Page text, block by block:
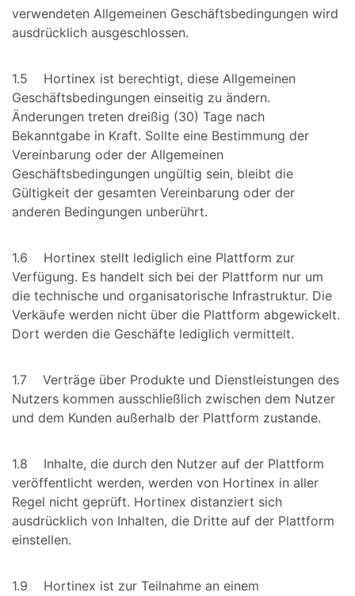
verwendeten Allgemeinen Geschäftsbedingungen wird
ausdrücklich ausgeschlossen.
1.5 Hortinex ist berechtigt, diese Allgemeinen
Geschäftsbedingungen einseitig zu ändern.
Änderungen treten dreißig (30) Tage nach
Bekanntgabe in Kraft. Sollte eine Bestimmung der
Vereinbarung oder der Allgemeinen
Geschäftsbedingungen ungültig sein, bleibt die
Gültigkeit der gesamten Vereinbarung oder der
anderen Bedingungen unberührt.
1.6 Hortinex stellt lediglich eine Plattform zur
Verfügung. Es handelt sich bei der Plattform nur um
die technische und organisatorische Infrastruktur. Die
Verkäufe werden nicht über die Plattform abgewickelt.
Dort werden die Geschäfte lediglich vermittelt.
1.7 Verträge über Produkte und Dienstleistungen des
Nutzers kommen ausschließlich zwischen dem Nutzer
und dem Kunden außerhalb der Plattform zustande.
1.8 Inhalte, die durch den Nutzer auf der Plattform
veröffentlicht werden, werden von Hortinex in aller
Regel nicht geprüft. Hortinex distanziert sich
ausdrücklich von Inhalten, die Dritte auf der Plattform
einstellen.
1.9 Hortinex ist zur Teilnahme an einem